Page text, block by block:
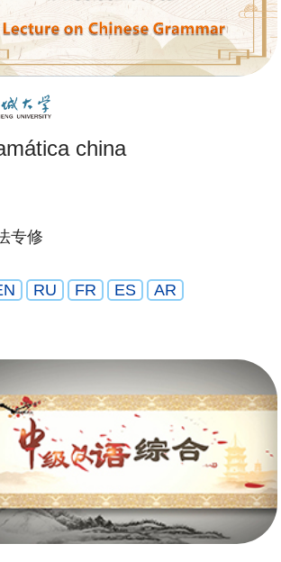
china
专修
RU FR ES AR